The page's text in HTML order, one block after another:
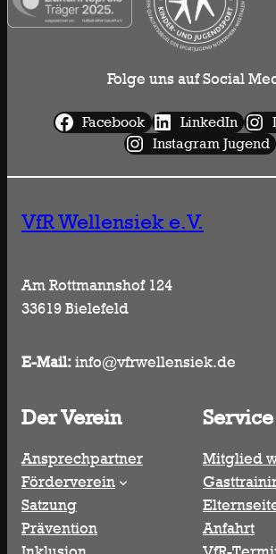
Folge uns auf Social
Facebook LinkedIn
Instagram Jugend
VfR Wellensiek e.V.
Am Rottmannshof 124
33619 Bielefeld
E-Mail: info@vfrwellensiek.de
Der Verein
Ansprechpartner
Förderverein
Satzung
Prävention
Mitglied
Anfahrt